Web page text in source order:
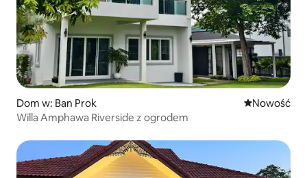
Dom w: Ban Prok Nowe
Nowość
Willa Amphawa Riverside z ogrodem